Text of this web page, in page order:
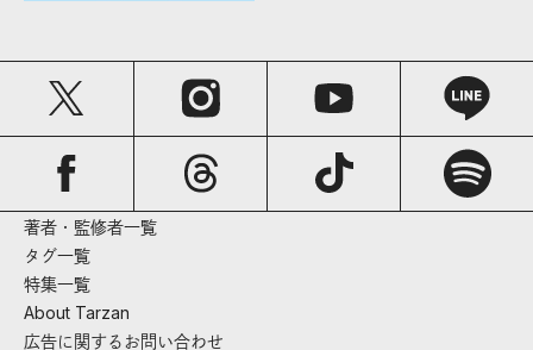
著者・監修者一覧
タグ一覧
特集一覧
About Tarzan
広告に関するお問い合わせ